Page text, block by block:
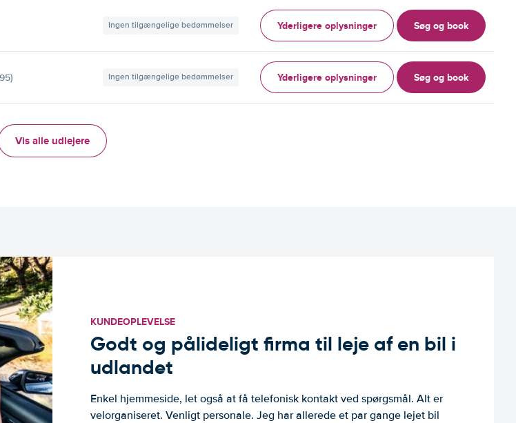
Ingen tilgængelige bedømmelser Yderligere oplysninger Søg og book
Ingen tilgængelige bedømmelser Yderligere oplysninger Søg og book
Vis alle udlejere
KUNDEOPLEVELSE
Godt og pålideligt firma til leje af en bil i
udlandet
Enkel hjemmeside, let også at få telefonisk kontakt ved spørgsmål. Alt er
velorganiseret. Venligt personale. Jeg har allerede et par gange lejet bil